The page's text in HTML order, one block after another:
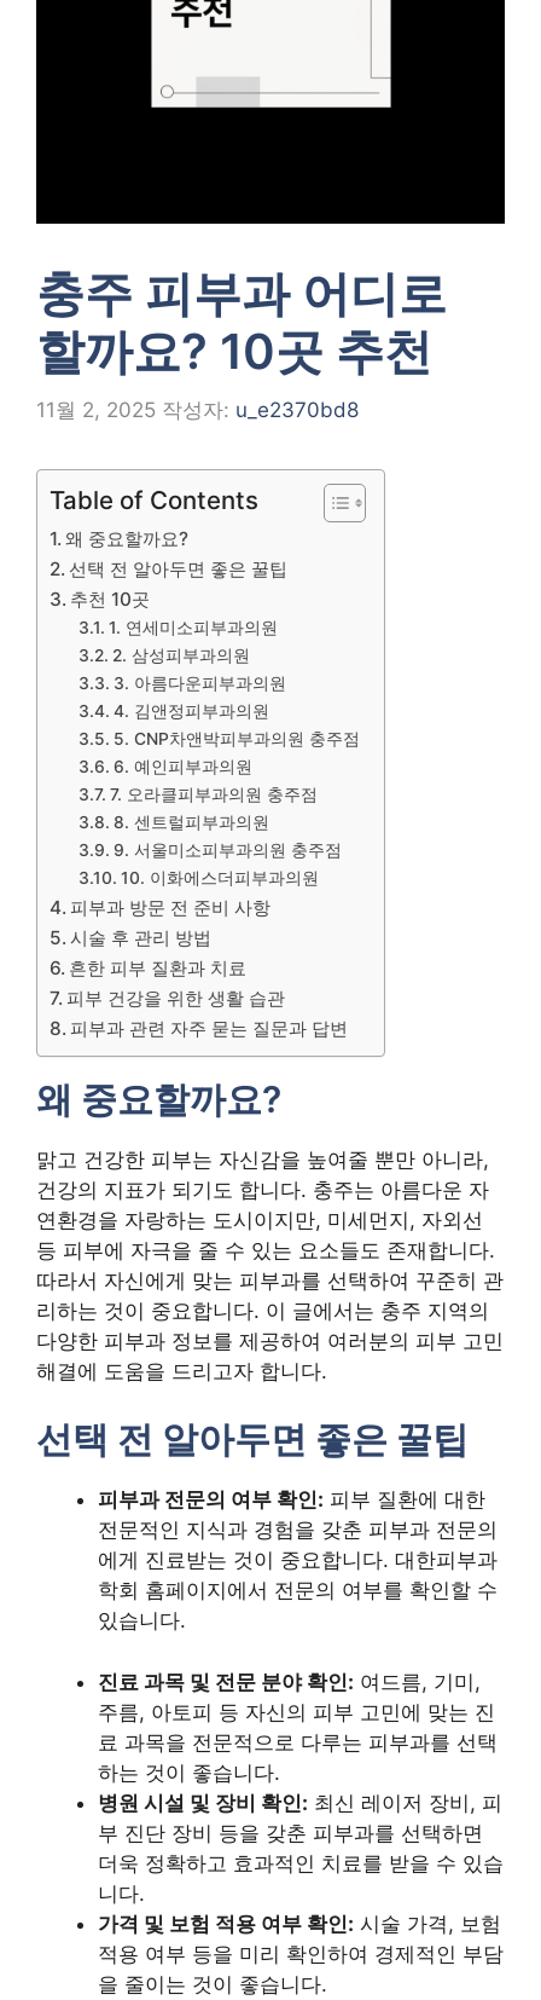
충주 피부과 어디로
할까요? 10곳 추천
11월 2, 2025 작성자: u_e2370bd8
Table of Contents
왜 중요할까요?
선택 전 알아두면 좋은 꿀팁
추천 10곳
1. 연세미소피부과의원
2. 삼성피부과의원
3. 아름다운피부과의원
4. 김앤정피부과의원
5. CNP차앤박피부과의원 충주점
6. 예인피부과의원
7. 오라클피부과의원 충주점
8. 센트럴피부과의원
9. 서울미소피부과의원 충주점
10. 이화에스더피부과의원
피부과 방문 전 준비 사항
시술 후 관리 방법
흔한 피부 질환과 치료
피부 건강을 위한 생활 습관
피부과 관련 자주 묻는 질문과 답변
왜 중요할까요?
맑고 건강한 피부는 자신감을 높여줄 뿐만 아니라,
건강의 지표가 되기도 합니다. 충주는 아름다운 자
연환경을 자랑하는 도시이지만, 미세먼지, 자외선
등 피부에 자극을 줄 수 있는 요소들도 존재합니다.
따라서 자신에게 맞는 피부과를 선택하여 꾸준히 관
리하는 것이 중요합니다. 이 글에서는 충주 지역의
다양한 피부과 정보를 제공하여 여러분의 피부 고민
해결에 도움을 드리고자 합니다.
선택 전 알아두면 좋은 꿀팁
피부과 전문의 여부 확인: 피부 질환에 대한
전문적인 지식과 경험을 갖춘 피부과 전문의
에게 진료받는 것이 중요합니다. 대한피부과
학회 홈페이지에서 전문의 여부를 확인할 수
있습니다.
진료 과목 및 전문 분야 확인: 여드름, 기미,
주름, 아토피 등 자신의 피부 고민에 맞는 진
료 과목을 전문적으로 다루는 피부과를 선택
하는 것이 좋습니다.
병원 시설 및 장비 확인: 최신 레이저 장비, 피
부 진단 장비 등을 갖춘 피부과를 선택하면
더욱 정확하고 효과적인 치료를 받을 수 있습
니다.
가격 및 보험 적용 여부 확인: 시술 가격, 보험
적용 여부 등을 미리 확인하여 경제적인 부담
을 줄이는 것이 좋습니다.